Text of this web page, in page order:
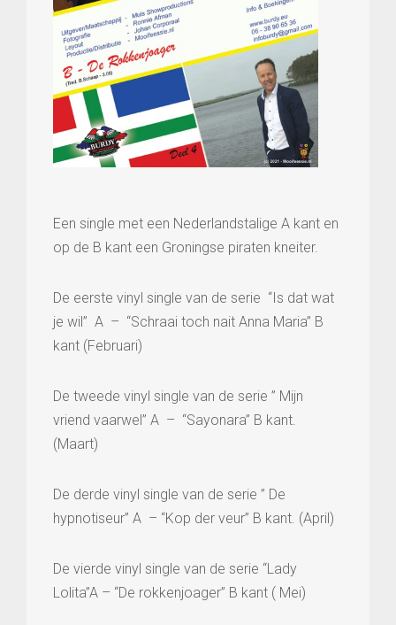
Een single met een Nederlandstalige A kant en
op de B kant een Groningse piraten kneiter.
De eerste vinyl single van de serie “Is dat wat
je wil” A – “Schraai toch nait Anna Maria” B
kant (Februari)
De tweede vinyl single van de serie ” Mijn
vriend vaarwel” A – “Sayonara” B kant.
(Maart)
De derde vinyl single van de serie ” De
hypnotiseur” A – “Kop der veur” B kant. (April)
De vierde vinyl single van de serie “Lady
Lolita”A – “De rokkenjoager” B kant ( Mei)